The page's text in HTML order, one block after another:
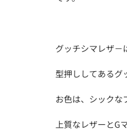
グッチシマレザ－
型押ししてあるグ
お色は、シック
上質なレザーとG